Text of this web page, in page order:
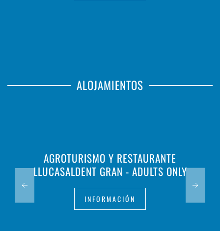
ALOJAMIENTOS
AGROTURISMO Y RESTAURANTE
LLUCASALDENT GRAN - ADULTS ONLY
INFORMACIÓN